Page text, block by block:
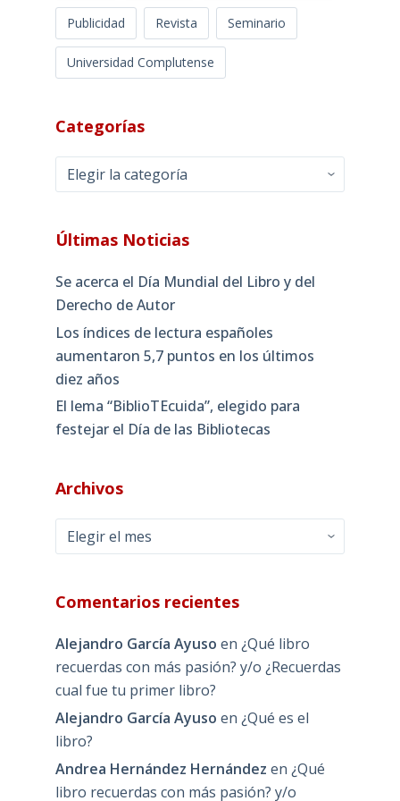
Publicidad Revista Seminario
Universidad Complutense
Categorías
Categorías
Últimas Noticias
Se acerca el Día Mundial del Libro y del
Derecho de Autor
Los índices de lectura españoles
aumentaron 5,7 puntos en los últimos
diez años
El lema “BiblioTEcuida”, elegido para
festejar el Día de las Bibliotecas
Archivos
Archivos
Comentarios recientes
Alejandro García Ayuso en ¿Qué libro
recuerdas con más pasión? y/o ¿Recuerdas
cual fue tu primer libro?
Alejandro García Ayuso en ¿Qué es el
libro?
Andrea Hernández Hernández en ¿Qué
libro recuerdas con más pasión? y/o